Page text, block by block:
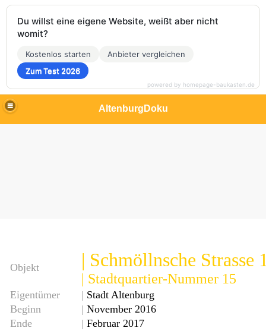
AltenburgDoku
Objekt | Schmöllnsche Strasse
| Stadtquartier-Nummer 15
Eigentümer | Stadt Altenburg
Beginn
| November 2016
Ende
| Februar 2017
Du willst eine eigene Website, weißt aber nicht
womit?
Kostenlos starten
Anbieter vergleichen
Zum Test 2026
powered by homepage-baukasten.de